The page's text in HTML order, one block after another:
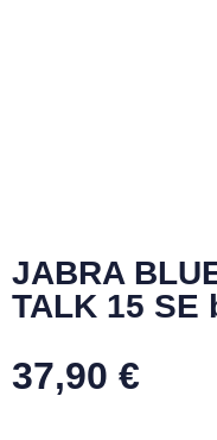
JABRA
TALK 15 SE
37,90 €